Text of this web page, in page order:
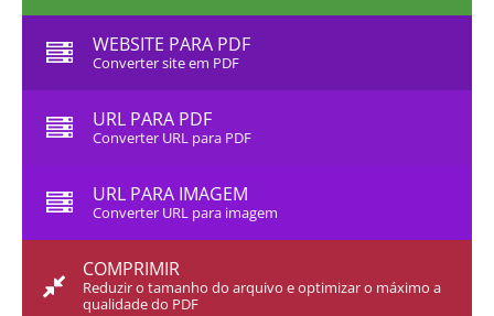
WEBSITE PARA PDF
Converter site em PDF
URL PARA PDF
Converter URL para PDF
URL PARA IMAGEM
Converter URL para imagem
COMPRIMIR
Reduzir o tamanho do arquivo e optimizar o máximo a
qualidade do PDF